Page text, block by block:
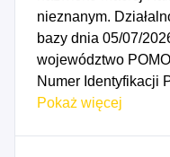
nieznanym.
bazy dnia 05/07/
województwo
Numer Identyfikacji
7532233820, a
Pokaż więcej